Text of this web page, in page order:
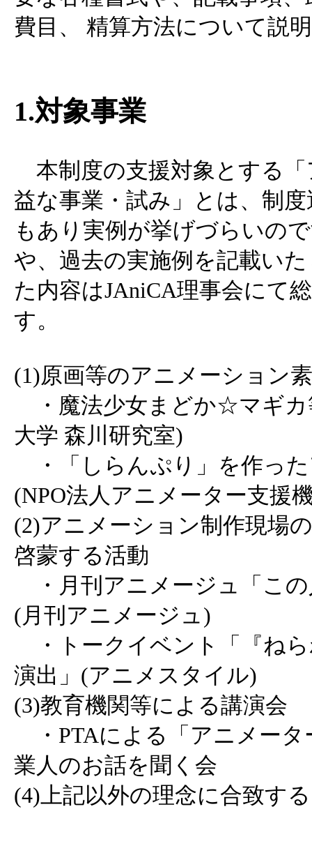
費目、 精算方法について説
1.対象事業
本制度の支援対象とする
益な事業・試み」とは、制
もあり実例が挙げづらいの
や、過去の実施例を記載い
た内容はJAniCA理事会にて
す。
(1)原画等のアニメーション
・魔法少女まどか☆マギカ
大学 森川研究室)
・「しらんぷり」を作っ
(NPO法人アニメーター支援
(2)アニメーション制作現場
啓蒙する活動
・月刊アニメージュ「こ
(月刊アニメージュ)
・トークイベント「『ね
演出」(アニメスタイル)
(3)教育機関等による講演会
・PTAによる「アニメータ
業人のお話を聞く会
(4)上記以外の理念に合致す